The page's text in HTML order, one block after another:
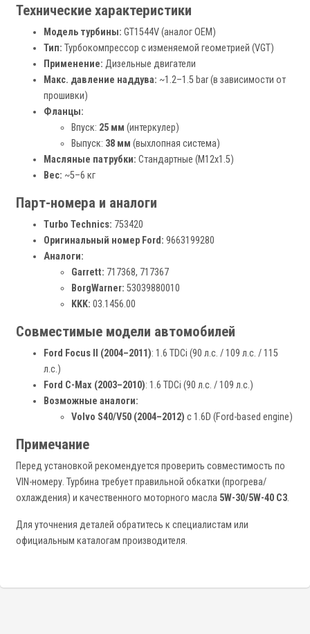
Технические характеристики
Модель турбины: GT1544V (аналог OEM)
Тип: Турбокомпрессор с изменяемой геометрией (VGT)
Применение: Дизельные двигатели
Макс. давление наддува: ~1.2–1.5 bar (в зависимости от
прошивки)
Фланцы:
Впуск: 25 мм (интеркулер)
Выпуск: 38 мм (выхлопная система)
Масляные патрубки: Стандартные (M12x1.5)
Вес: ~5–6 кг
Парт-номера и аналоги
Turbo Technics: 753420
Оригинальный номер Ford: 9663199280
Аналоги:
Garrett: 717368, 717367
BorgWarner: 53039880010
KKK: 03.1456.00
Совместимые модели автомобилей
Ford Focus II (2004–2011): 1.6 TDCi (90 л.с. / 109 л.с. / 115
л.с.)
Ford C-Max (2003–2010): 1.6 TDCi (90 л.с. / 109 л.с.)
Возможные аналоги:
Volvo S40/V50 (2004–2012) с 1.6D (Ford-based engine)
Примечание
Перед установкой рекомендуется проверить совместимость по
VIN-номеру. Турбина требует правильной обкатки (прогрева/
охлаждения) и качественного моторного масла 5W-30/5W-40 C3.
Для уточнения деталей обратитесь к специалистам или
официальным каталогам производителя.